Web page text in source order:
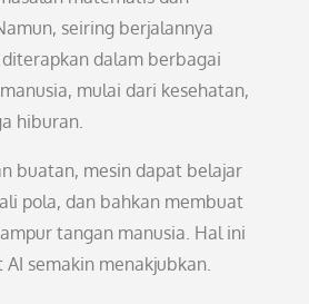
seiring berjalannya
dalam berbagai
mulai dari kesehatan,
hiburan.
buatan, mesin dapat belajar
pola, dan bahkan membuat
tangan manusia. Hal ini
semakin menakjubkan.